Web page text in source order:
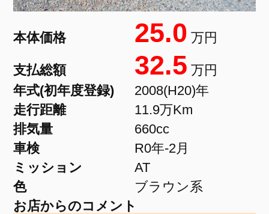
本体価格 25.0 万円
支払総額 32.5 万円
年式(初年度登録)
2008(H20)年
走行距離
11.9万Km
排気量
660cc
車検
R0年-2月
ミッション
AT
色
ブラウン系
お店からのコメント